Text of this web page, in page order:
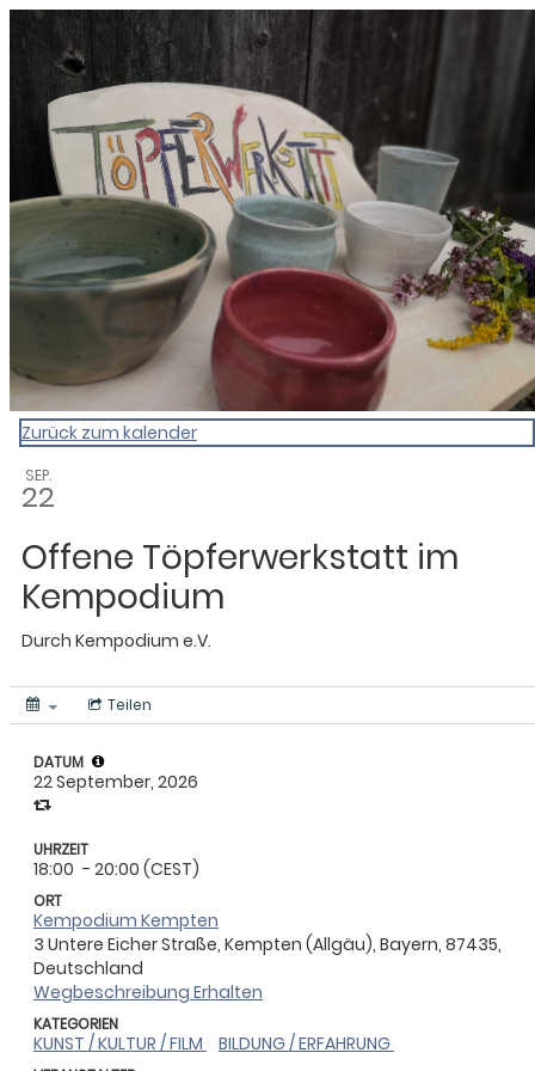
0831 - das Kemptener
Zurück zum kalender
SEP.
22
Offene Töpferwerkstatt im
Kempodium
Durch Kempodium e.V.
Teilen
DATUM
22 September, 2026
UHRZEIT
18:00 - 20:00 (CEST)
ORT
Kempodium Kempten
3 Untere Eicher Straße, Kempten (Allgäu), Bayern, 87435,
Deutschland
Wegbeschreibung Erhalten
KATEGORIEN
KUNST / KULTUR / FILM BILDUNG / ERFAHRUNG